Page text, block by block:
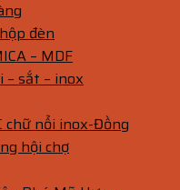
đèn
– MDF
– sắt – inox
chữ nổi inox-Đồng
hội chợ